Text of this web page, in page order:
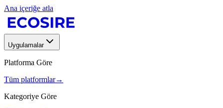
Ana içeriğe atla
Uygulamalar
Platforma Göre
Tüm platformlar→
Kategoriye Göre